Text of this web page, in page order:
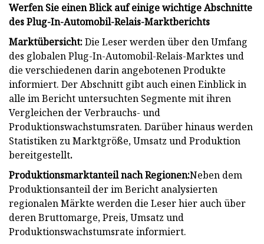
Werfen Sie einen Blick auf einige wichtige Abschnitte
des Plug-In-Automobil-Relais-Marktberichts
Marktübersicht:Die Leser werden über den Umfang
des globalen Plug-In-Automobil-Relais-Marktes und
die verschiedenen darin angebotenen Produkte
informiert. Der Abschnitt gibt auch einen Einblick in
alle im Bericht untersuchten Segmente mit ihren
Vergleichen der Verbrauchs- und
Produktionswachstumsraten. Darüber hinaus werden
Statistiken zu Marktgröße, Umsatz und Produktion
bereitgestellt.
Produktionsmarktanteil nach Regionen:Neben dem
Produktionsanteil der im Bericht analysierten
regionalen Märkte werden die Leser hier auch über
deren Bruttomarge, Preis, Umsatz und
Produktionswachstumsrate informiert.